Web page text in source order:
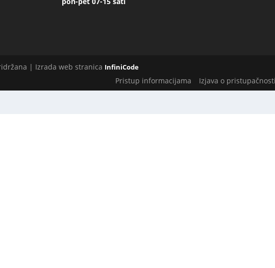
| Izrada web stranica InfiniCode
Pristup informacijama Izjava o pristupačnosti